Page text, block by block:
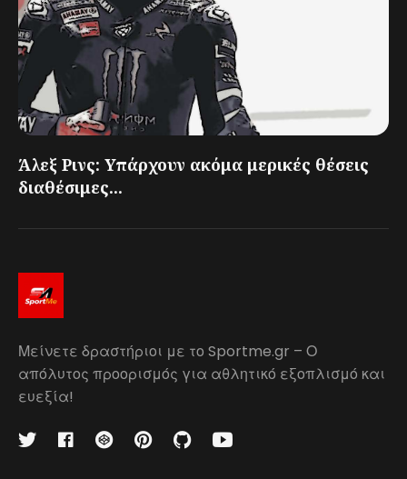
Άλεξ Ρινς: Υπάρχουν ακόμα μερικές θέσεις
διαθέσιμες...
Μείνετε δραστήριοι με το Sportme.gr – Ο
απόλυτος προορισμός για αθλητικό εξοπλισμό και
ευεξία!